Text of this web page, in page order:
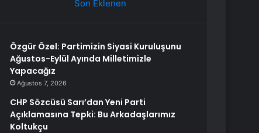
Son Eklenen
Özgür Özel: Partimizin Siyasi Kuruluşunu
Ağustos-Eylül Ayında Milletimizle
Yapacağız
Ağustos 7, 2026
CHP Sözcüsü Sarı’dan Yeni Parti
Açıklamasına Tepki: Bu Arkadaşlarımız
Koltukçu